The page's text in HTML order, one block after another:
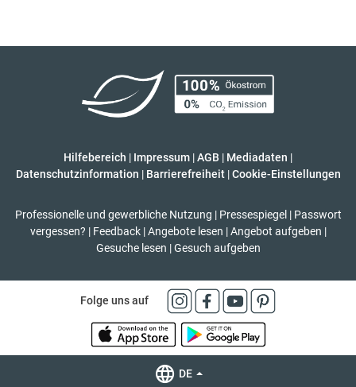
Hilfebereich | Impressum |AGB | Mediadaten |
Datenschutzinformation | Barrierefreiheit | Cookie-Einstellungen
Professionelle und gewerbliche Nutzung | Pressespiegel | Passwort
vergessen? | Feedback | Angebote lesen | Angebot aufgeben |
Gesuche lesen | Gesuch aufgeben
Folge uns auf
DE